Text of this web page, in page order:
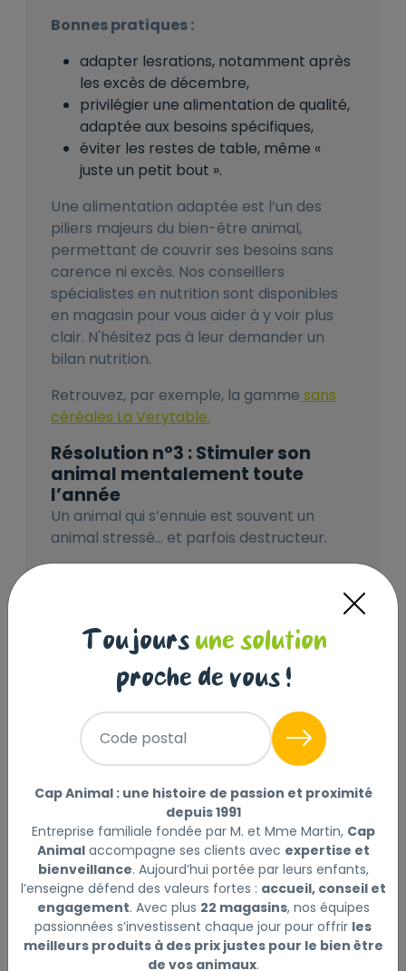
Bonnes pratiques :
adapter lesrations, notamment après
les excès de décembre,
privilégier une alimentation de qualité,
adaptée aux besoins spécifiques,
éviter les restes de table, même «
juste un petit bout ».
Une alimentation adaptée est l’un des
piliers majeurs du bien-être animal,
permettant de couvrir ses besoins sans
carence ni excès. Nos conseillers
spécialistes en nutrition sont disponibles
en magasin pour vous aider à y voir plus
clair. N'hésitez pas à leur demander un
bilan nutrition.
Retrouvez, par exemple, la gamme sans
céréales La Verytable.
Résolution n°3 : Stimuler son
animal mentalement toute
l’année
Un animal qui s’ennuie est souvent un
animal stressé… et parfois destructeur.
jouets à mâcher et friandises
adaptées,
renouvellement régulier des jouets,
promenades variées et nouvelles
odeurs,
interactions quotidiennes, même
courtes.
La stimulation mentale est essentielle,
notamment pour les animaux vivant en
intérieur. Rendez-vous en magasin pour
que votre conseiller vous oriente vers les
jeux adaptés à votre animal. Les jeux
d'intelligence permettent, par exemple,
de stimuler les chiens avec de niveaux de
difficultées variées. Découvrez un exemple
Toujours une solution
proche de vous !
Code postal
Cap Animal : une histoire de passion et proximité
depuis 1991
Entreprise familiale fondée par M. et Mme Martin, Cap
Animalaccompagne ses clients avec expertise et
bienveillance. Aujourd’hui portée par leurs enfants,
l’enseigne défend des valeurs fortes : accueil, conseil et
engagement. Avec plus 22 magasins, nos équipes
passionnées s’investissent chaque jour pour offrir les
meilleurs produits à des prix justes pour le bien être
de vos animaux.